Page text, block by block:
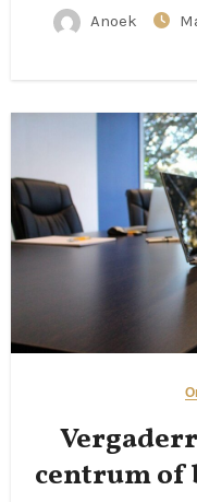
Anoek
centrum of